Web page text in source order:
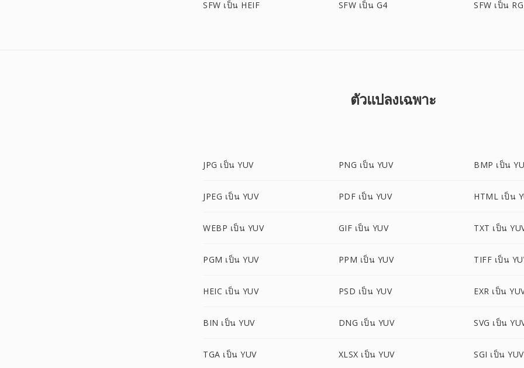
SFW เป็น HEIF SFW เป็น G4 SFW เป็น
ตัวแปลงเฉพาะ
JPG เป็น YUV PNG เป็น YUV BMP เป็น
JPEG เป็น YUV PDF เป็น YUV HTML เป็น
WEBP เป็น YUV GIF เป็น YUV TXT เป็น
PGM เป็น YUV PPM เป็น YUV TIFF เป็น
HEIC เป็น YUV PSD เป็น YUV EXR เป็น
BIN เป็น YUV DNG เป็น YUV SVG เป็น
TGA เป็น YUV XLSX เป็น YUV SGI เป็น YUV